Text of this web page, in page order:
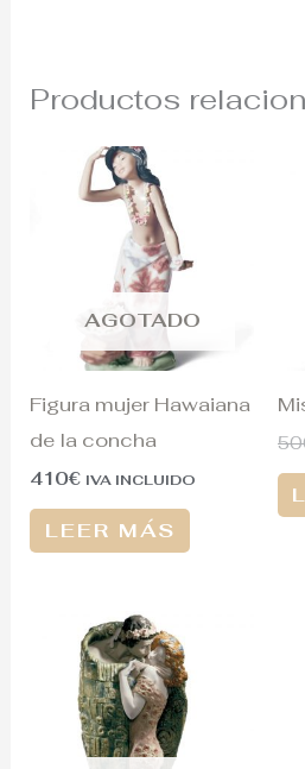
Productos
AGOTADO
Figura mujer Hawaiana
de la concha
410€ IVA INCLUIDO
LEER MÁS